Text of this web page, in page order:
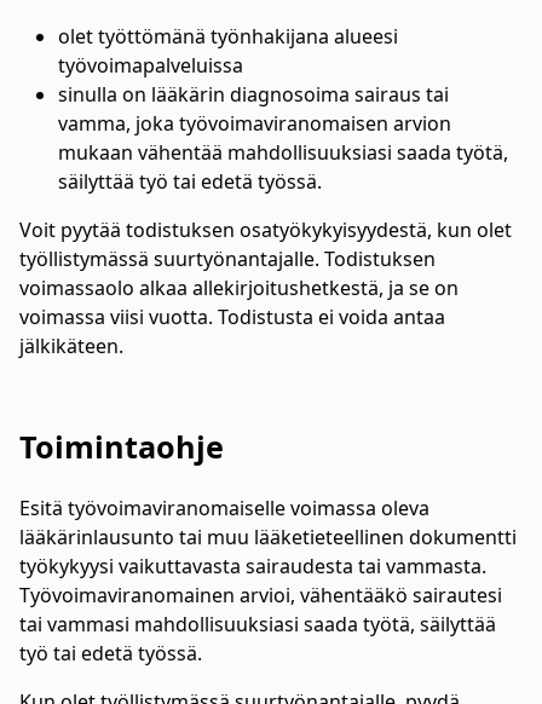
olet työttömänä työnhakijana alueesi
työvoimapalveluissa
sinulla on lääkärin diagnosoima sairaus tai
vamma, joka työvoimaviranomaisen arvion
mukaan vähentää mahdollisuuksiasi saada työtä,
säilyttää työ tai edetä työssä.
Voit pyytää todistuksen osatyökykyisyydestä, kun olet
työllistymässä suurtyönantajalle. Todistuksen
voimassaolo alkaa allekirjoitushetkestä, ja se on
voimassa viisi vuotta. Todistusta ei voida antaa
jälkikäteen.
Toimintaohje
Esitä työvoimaviranomaiselle voimassa oleva
lääkärinlausunto tai muu lääketieteellinen dokumentti
työkykyysi vaikuttavasta sairaudesta tai vammasta.
Työvoimaviranomainen arvioi, vähentääkö sairautesi
tai vammasi mahdollisuuksiasi saada työtä, säilyttää
työ tai edetä työssä.